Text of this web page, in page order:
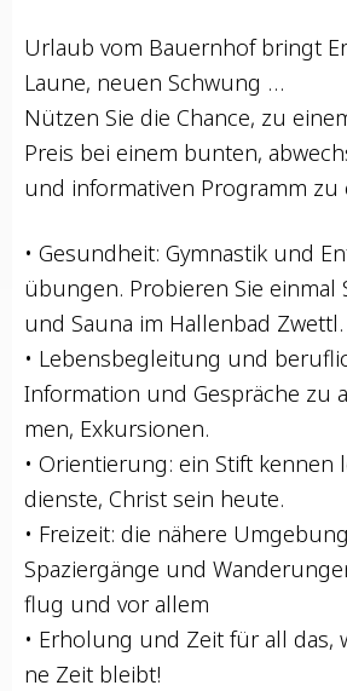
Urlaub vom Bau­ern­hof bringt
Lau­ne, neu­en Schwung …
Nüt­zen Sie die Chan­ce, zu
Preis bei einem bun­ten,
und infor­ma­ti­ven Pro­gramm zu
• Gesund­heit: Gym­nas­tik und
übun­gen. Pro­bie­ren Sie ein­mal
und Sau­na im Hal­len­bad Zwettl.
• Lebens­be­glei­tung und
Infor­ma­ti­on und Gesprä­che zu
men, Exkursionen.
• Ori­en­tie­rung: ein Stift
diens­te, Christ sein heute.
• Frei­zeit: die nähe­re
Spa­zier­gän­ge und
flug und vor allem
• Erho­lung und Zeit für all
ne Zeit bleibt!